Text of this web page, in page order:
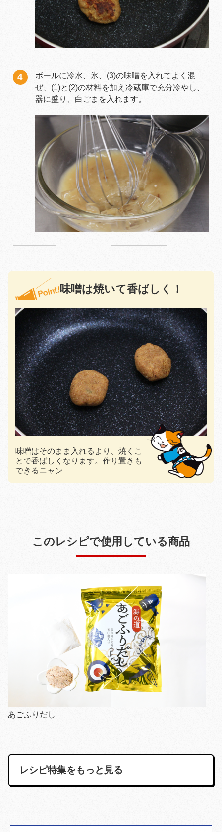
ボールに冷水、氷、(3)の味噌を入れてよく混
ぜ、(1)と(2)の材料を加え冷蔵庫で充分冷やし、
器に盛り、白ごまを入れます。
味噌は焼いて香ばしく！
味噌はそのまま入れるより、焼くこ
とで香ばしくなります。作り置きも
できるニャン
このレシピで使用している商品
あごふりだし
レシピ特集をもっと見る